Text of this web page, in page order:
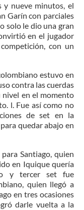
nueve minutos, el
Garín con parciales
solo le dio una gran
en el jugador
con un
estuvo en
contra las cuerdas
nivel en el momento
l. Fue así como no
de set en la
quedar abajo en
Santiago, quien
en Iquique quería
y tercer set fue
quien llegó a
en tres ocasiones
darle vuelta a la